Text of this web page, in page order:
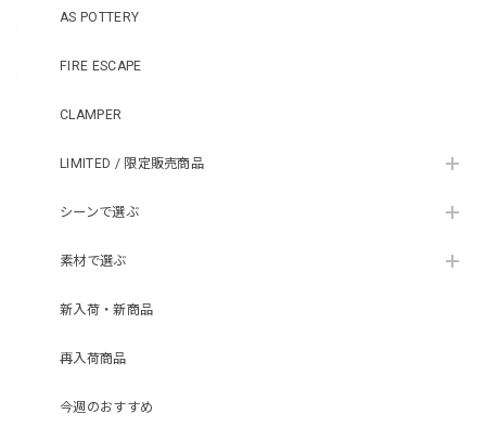
AS POTTERY
FIRE ESCAPE
CLAMPER
LIMITED / 限定販売商品
シーンで選ぶ
素材で選ぶ
新入荷・新商品
再入荷商品
今週のおすすめ